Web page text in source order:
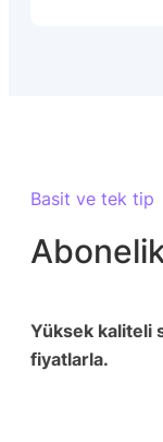
Basit ve tek tip
Yüksek kaliteli
fiyatlarla.